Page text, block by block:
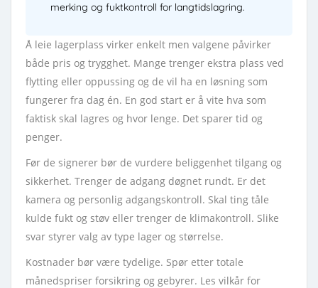
merking og fuktkontroll for langtidslagring.
Å leie lagerplass virker enkelt men valgene påvirker
både pris og trygghet. Mange trenger ekstra plass ved
flytting eller oppussing og de vil ha en løsning som
fungerer fra dag én. En god start er å vite hva som
faktisk skal lagres og hvor lenge. Det sparer tid og
penger.
Før de signerer bør de vurdere beliggenhet tilgang og
sikkerhet. Trenger de adgang døgnet rundt. Er det
kamera og personlig adgangskontroll. Skal ting tåle
kulde fukt og støv eller trenger de klimakontroll. Slike
svar styrer valg av type lager og størrelse.
Kostnader bør være tydelige. Spør etter totale
månedspriser forsikring og gebyrer. Les vilkår for